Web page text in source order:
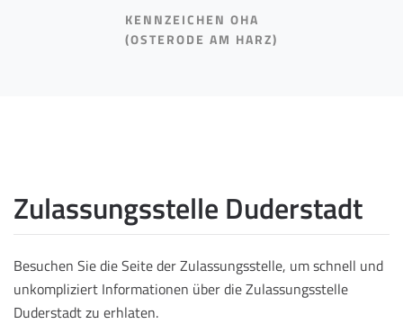
KENNZEICHEN OHA
(OSTERODE AM HARZ)
Zulassungsstelle Duderstadt
Besuchen Sie die Seite der Zulassungsstelle, um schnell und
unkompliziert Informationen über die Zulassungsstelle
Duderstadt zu erhlaten.